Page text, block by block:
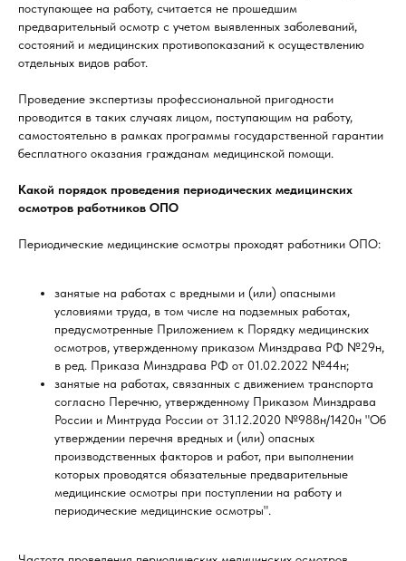
поступающее на работу, считается не прошедшим
предварительный осмотр с учетом выявленных заболеваний,
состояний и медицинских противопоказаний к осуществлению
отдельных видов работ.
Проведение экспертизы профессиональной пригодности
проводится в таких случаях лицом, поступающим на работу,
самостоятельно в рамках программы государственной гарантии
бесплатного оказания гражданам медицинской помощи.
Какой порядок проведения периодических медицинских
осмотров работников ОПО
Периодические медицинские осмотры проходят работники ОПО:
занятые на работах с вредными и (или) опасными
условиями труда, в том числе на подземных работах,
предусмотренные Приложением к Порядку медицинских
осмотров, утвержденному приказом Минздрава РФ №29н,
в ред. Приказа Минздрава РФ от 01.02.2022 №44н;
занятые на работах, связанных с движением транспорта
согласно Перечню, утвержденному Приказом Минздрава
России и Минтруда России от 31.12.2020 №988н/1420н "Об
утверждении перечня вредных и (или) опасных
производственных факторов и работ, при выполнении
которых проводятся обязательные предварительные
медицинские осмотры при поступлении на работу и
периодические медицинские осмотры".